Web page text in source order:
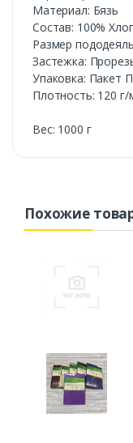
Материал: Бязь
Состав: 100%
Размер
Застежка:
Упаковка: Пакет
Плотность: 120 г/
Вес: 1000 г
Похожие